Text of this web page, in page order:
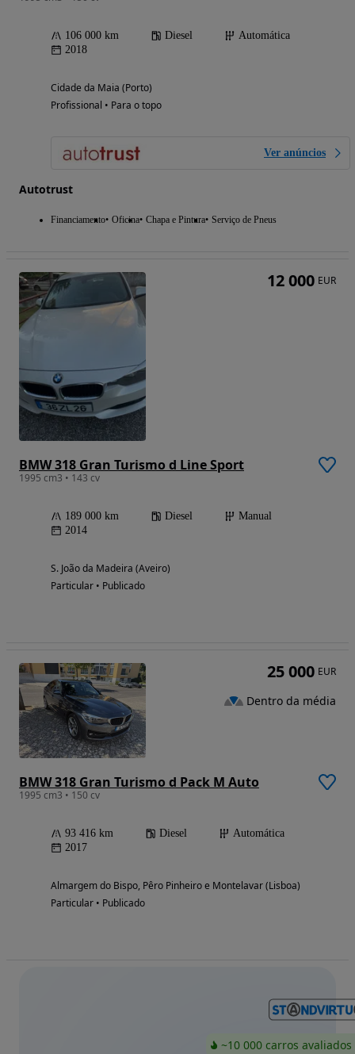
106 000 km Diesel
Automática
2018
Cidade da Maia (Porto)
Profissional • Para o topo
Ver anúncios
Autotrust
Financiamento Oficina Chapa e Pintura Serviço de Pneus
BMW 318 Gran Turismo d Line Sport
1995 cm3 • 143 cv
189 000 km Diesel
Manual
2014
S. João da Madeira (Aveiro)
Particular • Publicado
12 000 EUR
BMW 318 Gran Turismo d Pack M Auto
1995 cm3 • 150 cv
93 416 km Diesel
Automática
2017
Almargem do Bispo, Pêro Pinheiro e Montelavar (Lisboa)
Particular • Publicado
25 000 EUR
Dentro da média
~10 000 carros